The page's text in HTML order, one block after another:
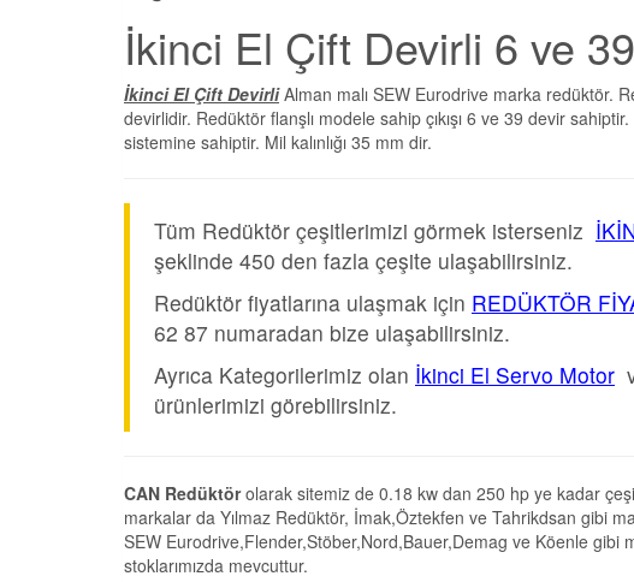
İkinci El Çift Devirli 6 ve
İkinci El Çift DevirliAlman malı SEW Eurodrive marka redüktör.
devirlidir. Redüktör flanşlı modele sahip çıkışı 6 ve 39 devir
sistemine sahiptir. Mil kalınlığı 35 mm dir.
Tüm Redüktör çeşitlerimizi görmek isterseniz
şeklinde 450 den fazla çeşite ulaşabilirsiniz.
Redüktör fiyatlarına ulaşmak için REDÜKTÖR
62 87 numaradan bize ulaşabilirsiniz.
Ayrıca Kategorilerimiz olan İkinci El Servo Motor
ürünlerimizi görebilirsiniz.
CAN Redüktörolarak sitemiz de 0.18 kw dan 250 hp ye kadar
markalar da Yılmaz Redüktör, İmak,Öztekfen ve Tahrikdsan gibi
SEW Eurodrive,Flender,Stöber,Nord,Bauer,Demag ve Köenle gibi
stoklarımızda mevcuttur.